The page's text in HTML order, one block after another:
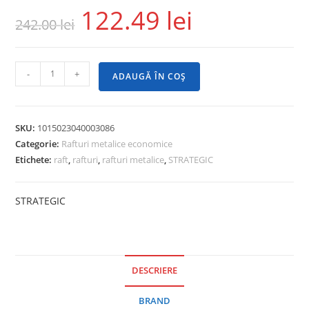
242.00lei 122.49 lei
- + ADAUGĂ ÎN COȘ
SKU: 1015023040003086
Categorie: Rafturi metalice economice
Etichete: raft rafturi rafturi metalice STRATEGIC
STRATEGIC
DESCRIERE
BRAND